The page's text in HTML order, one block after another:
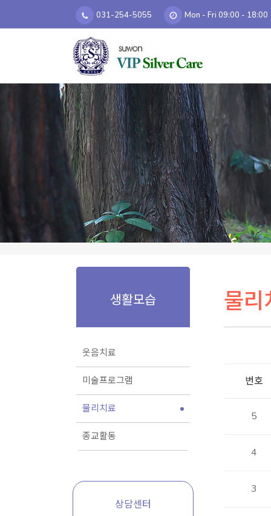
031-254-5055 Mon - Fri 09:00 - 18:00
생활모습
웃음치료
미술프로그램
물리치료
종교활동
상담센터
물리
번호
5
4
3